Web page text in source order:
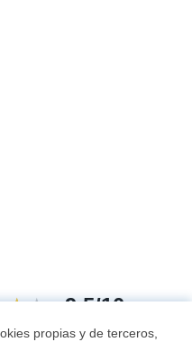
9,5/10
propias y de terceros,